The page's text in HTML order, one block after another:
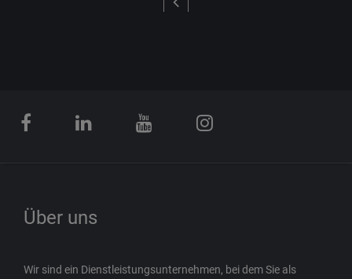
Über uns
Wir sind ein Dienstleistungsunternehmen, bei dem Sie als